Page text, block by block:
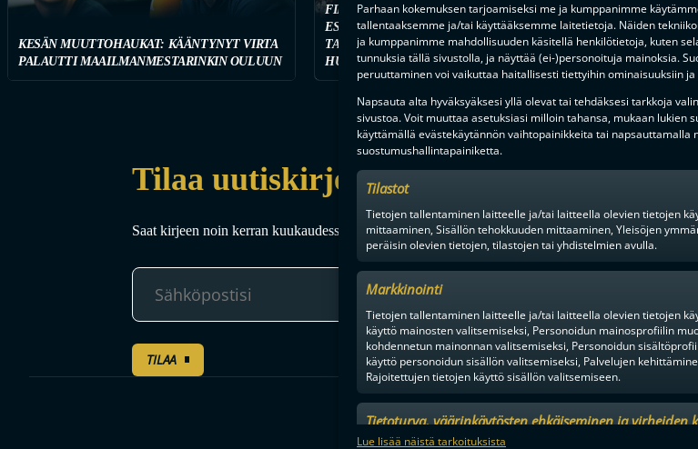
Parhaan kokemuksen tarjoamiseksi me ja kumppanimme
tallentaaksemme ja/tai käyttääksemme laitetietoja. Näiden
ja kumppanimme mahdollisuuden käsitellä henkilötietoja, kuten
tunnuksia tällä sivustolla, ja näyttää (ei-)personoituja mainoksia.
peruuttaminen voi vaikuttaa haitallisesti tiettyihin ominaisuuksiin
Napsauta alta hyväksyäksesi yllä olevat tai tehdäksesi tarkkoja
sivustoa. Voit muuttaa asetuksiasi milloin tahansa, mukaan lukien
käyttämällä evästekäytännön vaihtopainikkeita tai napsauttamalla
suostumushallintapainiketta.
Tilastot
Tietojen tallentaminen laitteelle ja/tai laitteella olevien tietojen
mittaaminen, Sisällön tehokkuuden mittaaminen, Yleisöjen
peräisin olevien tietojen, tilastojen tai yhdistelmien avulla.
Markkinointi
Tietojen tallentaminen laitteelle ja/tai laitteella olevien tietojen
käyttö mainosten valitsemiseksi, Personoidun mainosprofiilin
kohdennetun mainonnan valitsemiseksi, Personoidun
käyttö personoidun sisällön valitsemiseksi, Palvelujen
Rajoitettujen tietojen käyttö sisällön valitsemiseen.
Tietoturva, väärinkäytösten ehkäiseminen ja virheiden
Mainonnan ja sisällön tekninen jakelu, Tallenna ja
Lue lisää näistä tarkoituksista
KESÄN MUUTTOHAUKAT: KÄÄNTYNYT VIRTA
PALAUTTI MAAILMANMESTARINKIN OULUUN
FINAALIUUSINTA PORISSA, HUIPPUPELEJÄ
ESPOOSSA – F-LIIGAN PRESEASON
TARJOILEE TUHDIN KATTAUKSEN
HUIPPUVIIHDETTÄ
KETKÄ
SEURAA
Tilaa uutiskirje
Saat kirjeen noin kerran kuukaudessa F-liigakauden alusta ratkaisuhetkiin asti.
TILAA